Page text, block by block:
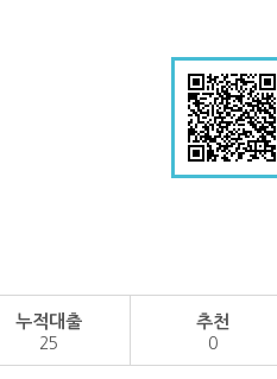
누적대출
25
추천
0